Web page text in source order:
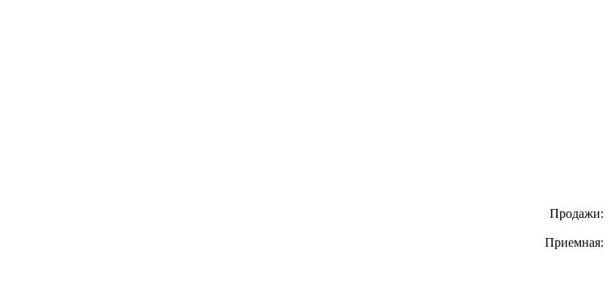
Продажи:
Приемная: